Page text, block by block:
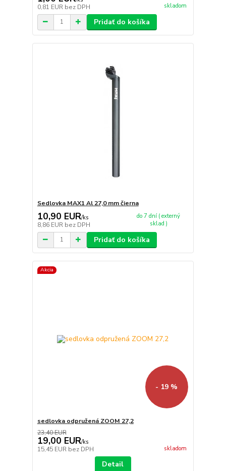
0,81 EUR bez DPH skladom
Pridať do košíka
Sedlovka MAX1 Al 27,0 mm čierna
10,90 EUR/ks
8,86 EUR bez DPH
do 7 dní ( externý
sklad )
Pridať do košíka
Akcia
- 19 %
sedlovka odpružená ZOOM 27,2
23,40 EUR
19,00 EUR/ks
15,45 EUR bez DPH skladom
Detail